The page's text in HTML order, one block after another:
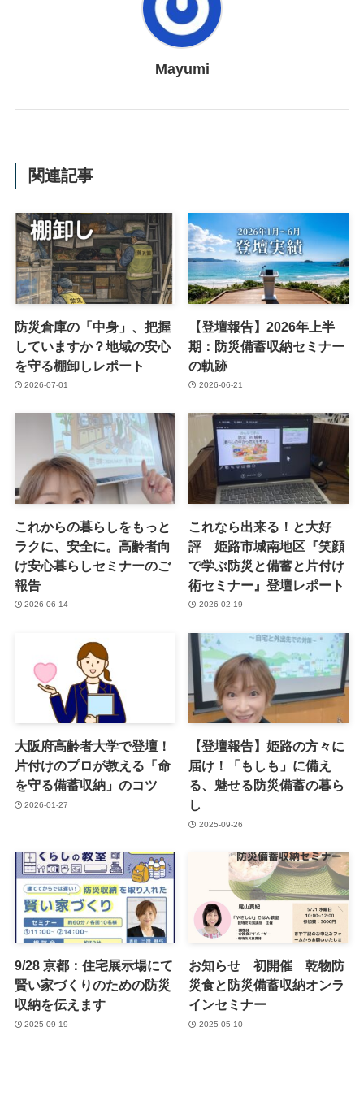
Mayumi
関連記事
防災倉庫の「中身」、把握
していますか？地域の安心
を守る棚卸しレポート
2026-07-01
【登壇報告】2026年上半
期：防災備蓄収納セミナー
の軌跡
2026-06-21
これからの暮らしをもっと
ラクに、安全に。高齢者向
け安心暮らしセミナーのご
報告
2026-06-14
これなら出来る！と大好
評 姫路市城南地区『笑顔
で学ぶ防災と備蓄と片付け
術セミナー』登壇レポート
2026-02-19
大阪府高齢者大学で登壇！
片付けのプロが教える「命
を守る備蓄収納」のコツ
2026-01-27
【登壇報告】姫路の方々に
届け！「もしも」に備え
る、魅せる防災備蓄の暮ら
し
2025-09-26
9/28 京都：住宅展示場にて
賢い家づくりのための防災
収納を伝えます
2025-09-19
お知らせ 初開催 乾物防
災食と防災備蓄収納オンラ
インセミナー
2025-05-10